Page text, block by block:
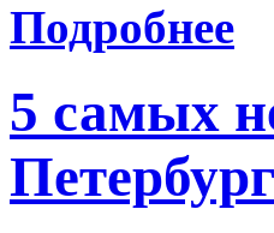
Подробнее
5 самых